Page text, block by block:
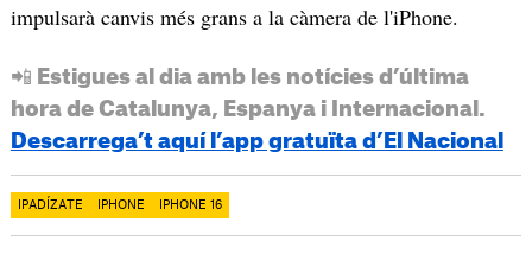
impulsarà canvis més grans a la càmera de l'iPhone.
📲 Estigues al dia amb les notícies d’última
hora de Catalunya, Espanya i Internacional.
Descarrega’t aquí l’app gratuïta d’El Nacional
IPADÍZATE IPHONE IPHONE 16